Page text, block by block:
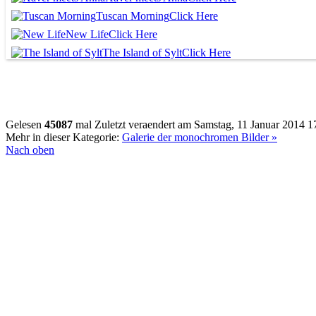
Tuscan MorningClick Here
New LifeClick Here
The Island of SyltClick Here
Gelesen 45087 mal Zuletzt veraendert am Samstag, 11 Januar 2014
Mehr in dieser Kategorie: Galerie der monochromen Bilder »
Nach oben